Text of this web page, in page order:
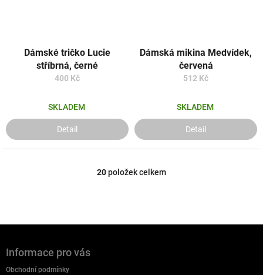
Dámské tričko Lucie
stříbrná, černé
400 Kč
SKLADEM
Detail
Dámská mikina Medvídek,
červená
512 Kč
SKLADEM
Detail
O
d
20položek celkem
Informace pro vás
Obchodní podmínky